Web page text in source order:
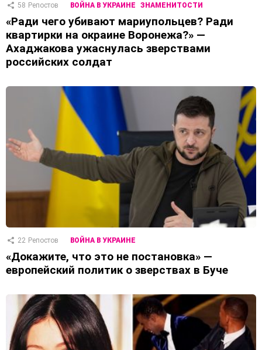
58 Репостов ВОЙНА В УКРАИНЕ ЗНАМЕНИТОСТИ
«Ради чего убивают мариупольцев? Ради
квартирки на окраине Воронежа?» —
Ахаджакова ужаснулась зверствами
российских солдат
22 Репостов ВОЙНА В УКРАИНЕ
«Докажите, что это не постановка» —
европейский политик о зверствах в Буче